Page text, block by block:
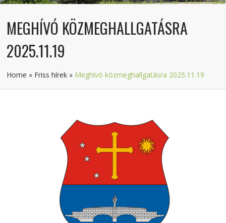
MEGHÍVÓ KÖZMEGHALLGATÁSRA
2025.11.19
Home » Friss hírek » Meghívó közmeghallgatásra 2025.11.19